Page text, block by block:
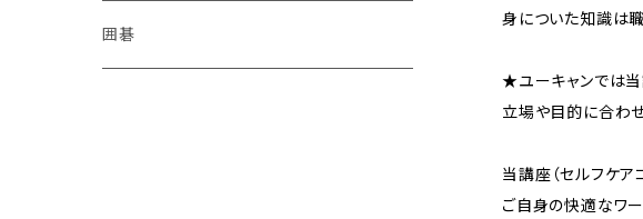
身についた知識は
★ユーキャンでは当
立場や目的に合わ
当講座（セルフケア
ご自身の快適なワ
囲碁